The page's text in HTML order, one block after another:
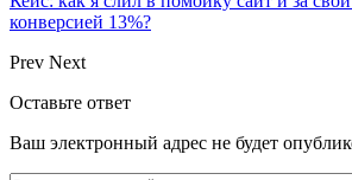
конверсией 13%?
Prev Next
Оставьте ответ
Ваш электронный адрес не будет